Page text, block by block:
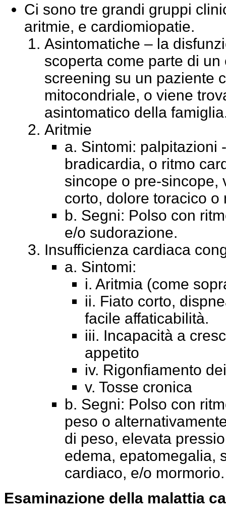
Ci sono tre grandi gruppi
aritmie, e cardiomiopatie.
Asintomatiche – la
scoperta come parte di
screening su un paziente
mitocondriale, o viene
asintomatico della
Aritmie
a. Sintomi: palpitazioni
bradicardia, o ritmo
sincope o pre-sincope,
corto, dolore toracico
b. Segni: Polso con
e/o sudorazione.
Insufficienza cardiaca
a. Sintomi:
i. Aritmia (come
ii. Fiato corto,
facile affaticabilità.
iii. Incapacità a
appetito
iv. Rigonfiamento
v. Tosse cronica
b. Segni: Polso con
peso o
di peso, elevata
edema, epatomegalia,
cardiaco, e/o mormorio.
Esaminazione della malattia